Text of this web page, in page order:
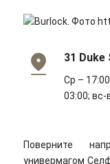
31 Duke
Ср –
03:00;
Поверните
универмагом